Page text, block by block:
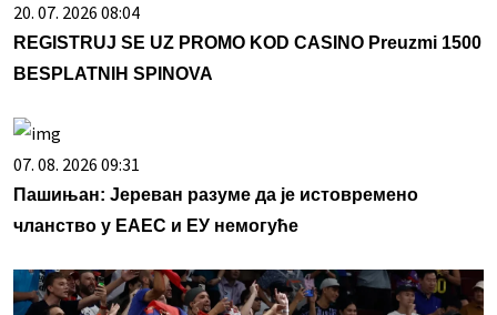
20. 07. 2026 08:04
REGISTRUJ SE UZ PROMO KOD CASINO Preuzmi 1500
BESPLATNIH SPINOVA
07. 08. 2026 09:31
Пашињан: Јереван разуме да је истовремено
чланство у ЕАЕС и ЕУ немогуће